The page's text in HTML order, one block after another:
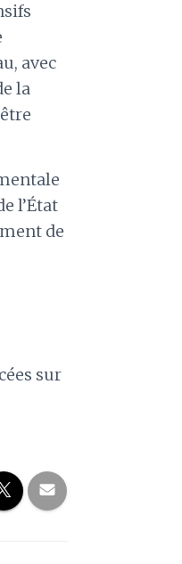
avec
la
l’État
de
sur